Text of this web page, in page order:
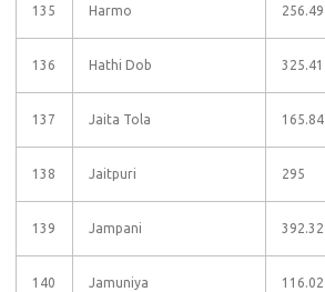
135 Harmo 256.49
136 Hathi Dob 325.41
137 Jaita Tola 165.84
138 Jaitpuri 295
139 Jampani 392.32
140 Jamuniya 116.02